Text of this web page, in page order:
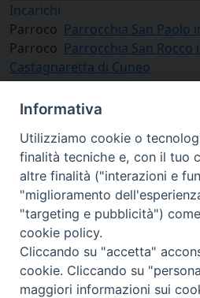
Incarichi
Parroco Parrocchia San Paolo
Parroco Parrocchia San Rocco
Castagnaretta di Cuneo
Parroco unico Unità pastorale
via Amedeo Rossi, 28
Informativa
Utilizziamo cookie o
finalità tecniche e, con il tuo
altre finalità ("interazioni e
"miglioramento
"targeting e pubblicità")
cookie policy.
Cliccando su "accetta"
cookie. Cliccando su
maggiori informazioni sui